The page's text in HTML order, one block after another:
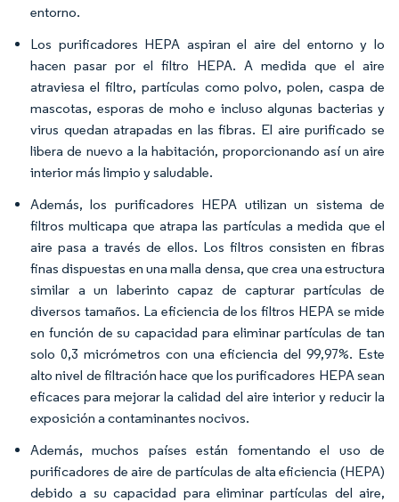
entorno.
Los purificadores HEPA aspiran el aire del entorno y lo
hacen pasar por el filtro HEPA. A medida que el aire
atraviesa el filtro, partículas como polvo, polen, caspa de
mascotas, esporas de moho e incluso algunas bacterias y
virus quedan atrapadas en las fibras. El aire purificado se
libera de nuevo a la habitación, proporcionando así un aire
interior más limpio y saludable.
Además, los purificadores HEPA utilizan un sistema de
filtros multicapa que atrapa las partículas a medida que el
aire pasa a través de ellos. Los filtros consisten en fibras
finas dispuestas en una malla densa, que crea una estructura
similar a un laberinto capaz de capturar partículas de
diversos tamaños. La eficiencia de los filtros HEPA se mide
en función de su capacidad para eliminar partículas de tan
solo 0,3 micrómetros con una eficiencia del 99,97%. Este
alto nivel de filtración hace que los purificadores HEPA sean
eficaces para mejorar la calidad del aire interior y reducir la
exposición a contaminantes nocivos.
Además, muchos países están fomentando el uso de
purificadores de aire de partículas de alta eficiencia (HEPA)
debido a su capacidad para eliminar partículas del aire,